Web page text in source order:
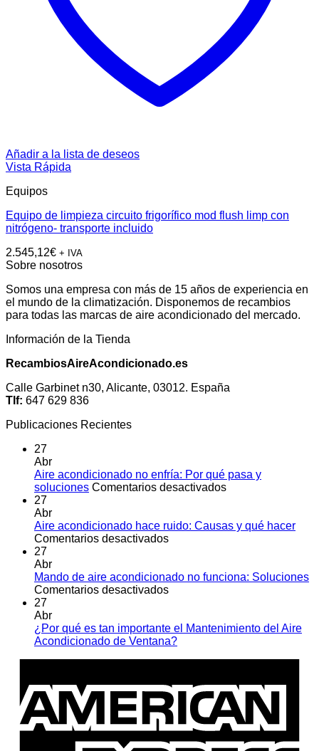
Añadir a la lista de deseos
Vista Rápida
Equipos
Equipo de limpieza circuito frigorífico mod flush limp con
nitrógeno- transporte incluido
2.545,12€ + IVA
Sobre nosotros
Somos una empresa con más de 15 años de experiencia en
el mundo de la climatización. Disponemos de recambios
para todas las marcas de aire acondicionado del mercado.
Información de la Tienda
RecambiosAireAcondicionado.es
Calle Garbinet n30, Alicante, 03012. España
Tlf: 647 629 836
Publicaciones Recientes
27
Abr
Aire acondicionado no enfría: Por qué pasa y
soluciones Comentarios desactivadosen
no
pasa
27
Abr
Aire acondicionado hace ruido: Causas y qué hacer
Comentarios desactivadosen
hace
ruido:
qué
hacer
27
Abr
Mando de aire acondicionado no funciona: Soluciones
Comentarios desactivadosen
aire
acondicionado
27
Abr
¿Por qué es tan importante el Mantenimiento del Aire
Acondicionado de Ventana?No
¿Por
qué
tan
importante